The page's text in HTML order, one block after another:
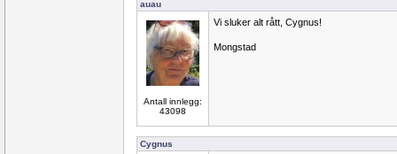
auau
Antall innlegg:
43098
Vi sluker alt rått, Cygnus!
Mongstad
Cygnus